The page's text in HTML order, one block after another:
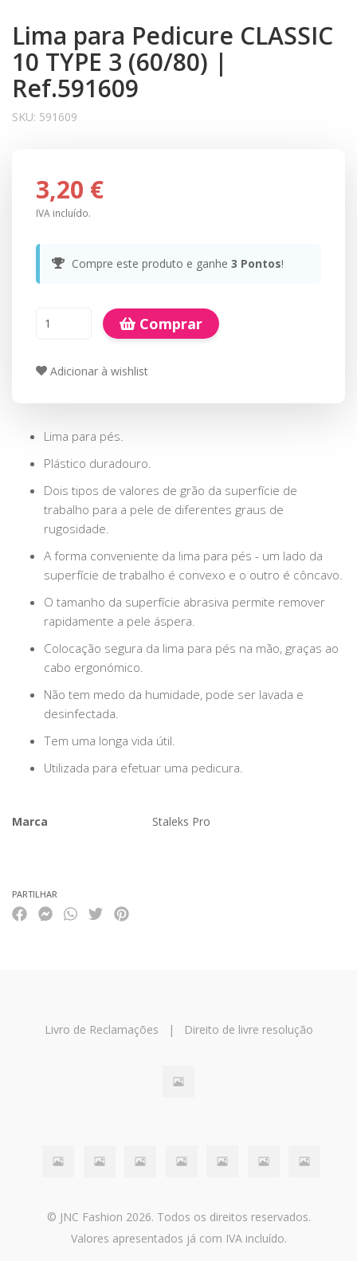
Lima para Pedicure CLASSIC
10 TYPE 3 (60/80) |
Ref.591609
SKU: 591609
3,20 €
IVA incluído.
Compre este produto e ganhe 3 Pontos!
Comprar
Adicionar à wishlist
Lima para pés.
Plástico duradouro.
Dois tipos de valores de grão da superfície de
trabalho para a pele de diferentes graus de
rugosidade.
A forma conveniente da lima para pés - um lado da
superfície de trabalho é convexo e o outro é côncavo.
O tamanho da superfície abrasiva permite remover
rapidamente a pele áspera.
Colocação segura da lima para pés na mão, graças ao
cabo ergonómico.
Não tem medo da humidade, pode ser lavada e
desinfectada.
Tem uma longa vida útil.
Utilizada para efetuar uma pedicura.
Marca
Staleks Pro
PARTILHAR
Livro de Reclamações | Direito de livre resolução
© JNC Fashion 2026. Todos os direitos reservados.
Valores apresentados já com IVA incluído.